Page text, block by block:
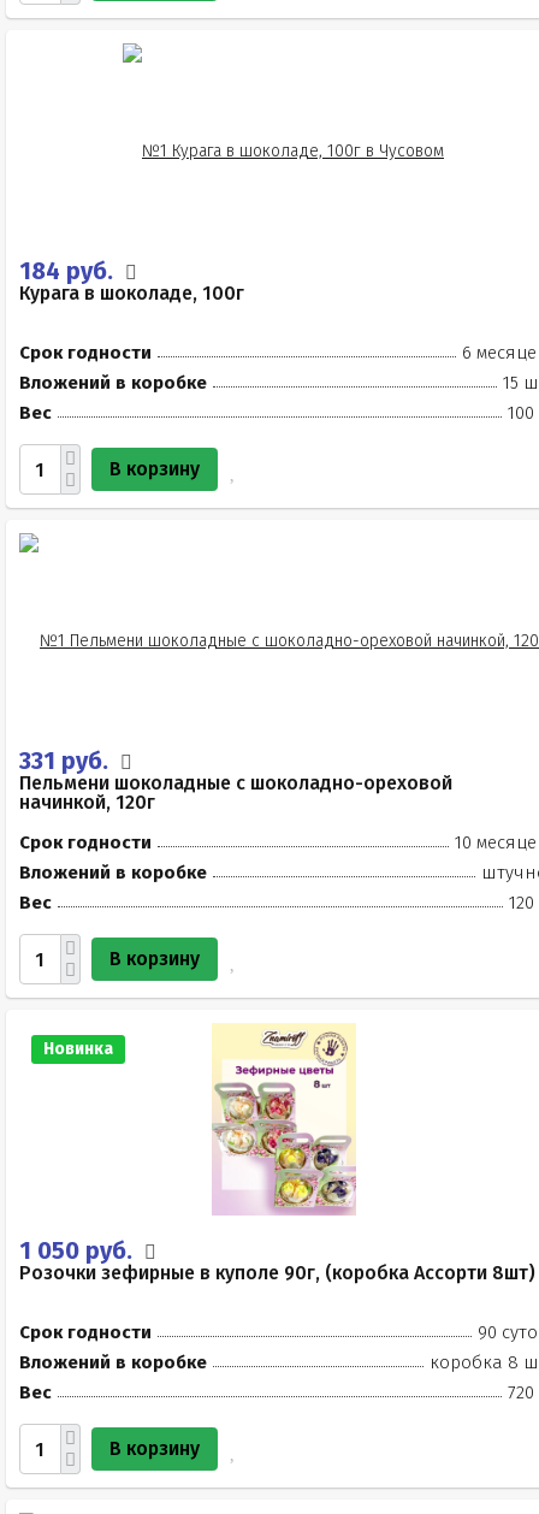
184 руб.
Курага в шоколаде, 100г
Срок годности
6
Вложений в коробке
15
Вес
100
В корзину
331 руб.
Пельмени шоколадные с шоколадно-ореховой
начинкой, 120г
Срок годности
10
Вложений в коробке
Вес
120
В корзину
Новинка
1 050 руб.
Розочки зефирные в куполе 90г, (коробка Ассорти 8шт)
Срок годности
90
Вложений в коробке
коробка 8
Вес
720
В корзину